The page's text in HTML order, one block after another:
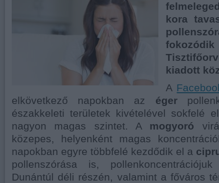
kora
kiadott
A
elkövetkező napokban az éger
északkeleti területek kivételével sokfelé
nagyon magas szintet. A mogyoró
közepes, helyenként magas
napokban egyre többfelé kezdődik el a
pollenszórása is,
Dunántúl déli részén, valamint a főváros